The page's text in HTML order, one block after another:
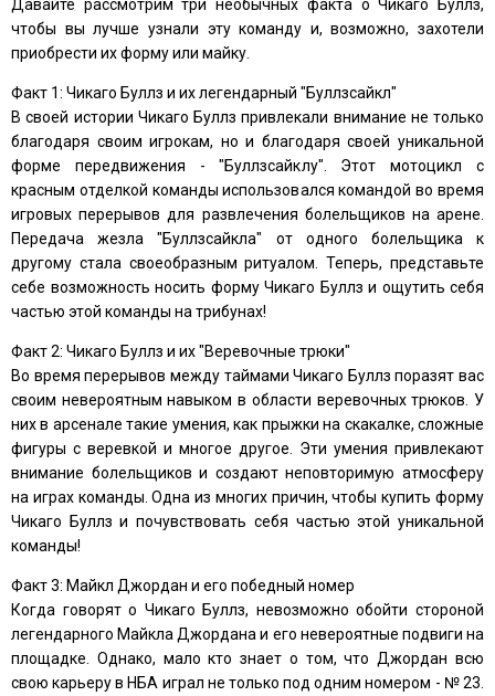
Давайте рассмотрим три необычных факта о Чикаго Буллз,
чтобы вы лучше узнали эту команду и, возможно, захотели
приобрести их форму или майку.
Факт 1: Чикаго Буллз и их легендарный "Буллзсайкл"
В своей истории Чикаго Буллз привлекали внимание не только
благодаря своим игрокам, но и благодаря своей уникальной
форме передвижения - "Буллзсайклу". Этот мотоцикл с
красным отделкой команды использовался командой во время
игровых перерывов для развлечения болельщиков на арене.
Передача жезла "Буллзсайкла" от одного болельщика к
другому стала своеобразным ритуалом. Теперь, представьте
себе возможность носить форму Чикаго Буллз и ощутить себя
частью этой команды на трибунах!
Факт 2: Чикаго Буллз и их "Веревочные трюки"
Во время перерывов между таймами Чикаго Буллз поразят вас
своим невероятным навыком в области веревочных трюков. У
них в арсенале такие умения, как прыжки на скакалке, сложные
фигуры с веревкой и многое другое. Эти умения привлекают
внимание болельщиков и создают неповторимую атмосферу
на играх команды. Одна из многих причин, чтобы купить форму
Чикаго Буллз и почувствовать себя частью этой уникальной
команды!
Факт 3: Майкл Джордан и его победный номер
Когда говорят о Чикаго Буллз, невозможно обойти стороной
легендарного Майкла Джордана и его невероятные подвиги на
площадке. Однако, мало кто знает о том, что Джордан всю
свою карьеру в НБА играл не только под одним номером - № 23.